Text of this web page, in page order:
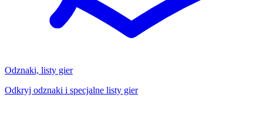
Odznaki, listy gier
Odkryj odznaki i specjalne listy gier